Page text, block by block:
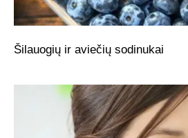
Šilauogių ir aviečių sodinukai